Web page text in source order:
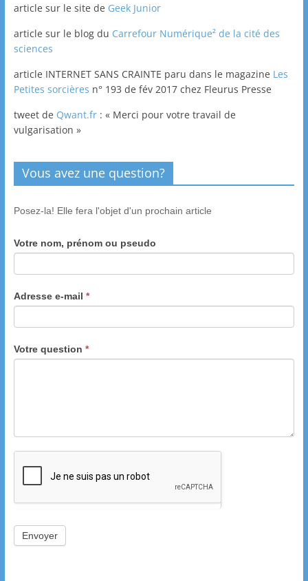
article sur le site de Geek Junior
article sur le blog du Carrefour Numérique² de la cité des
sciences
article INTERNET SANS CRAINTE paru dans le magazine Les
Petites sorcières n° 193 de fév 2017 chez Fleurus Presse
tweet de Qwant.fr: « Merci pour votre travail de
vulgarisation »
Vous avez une question?
Posez-la! Elle fera l'objet d'un prochain article
Votre nom, prénom ou pseudo
Adresse e-mail *
Votre question *